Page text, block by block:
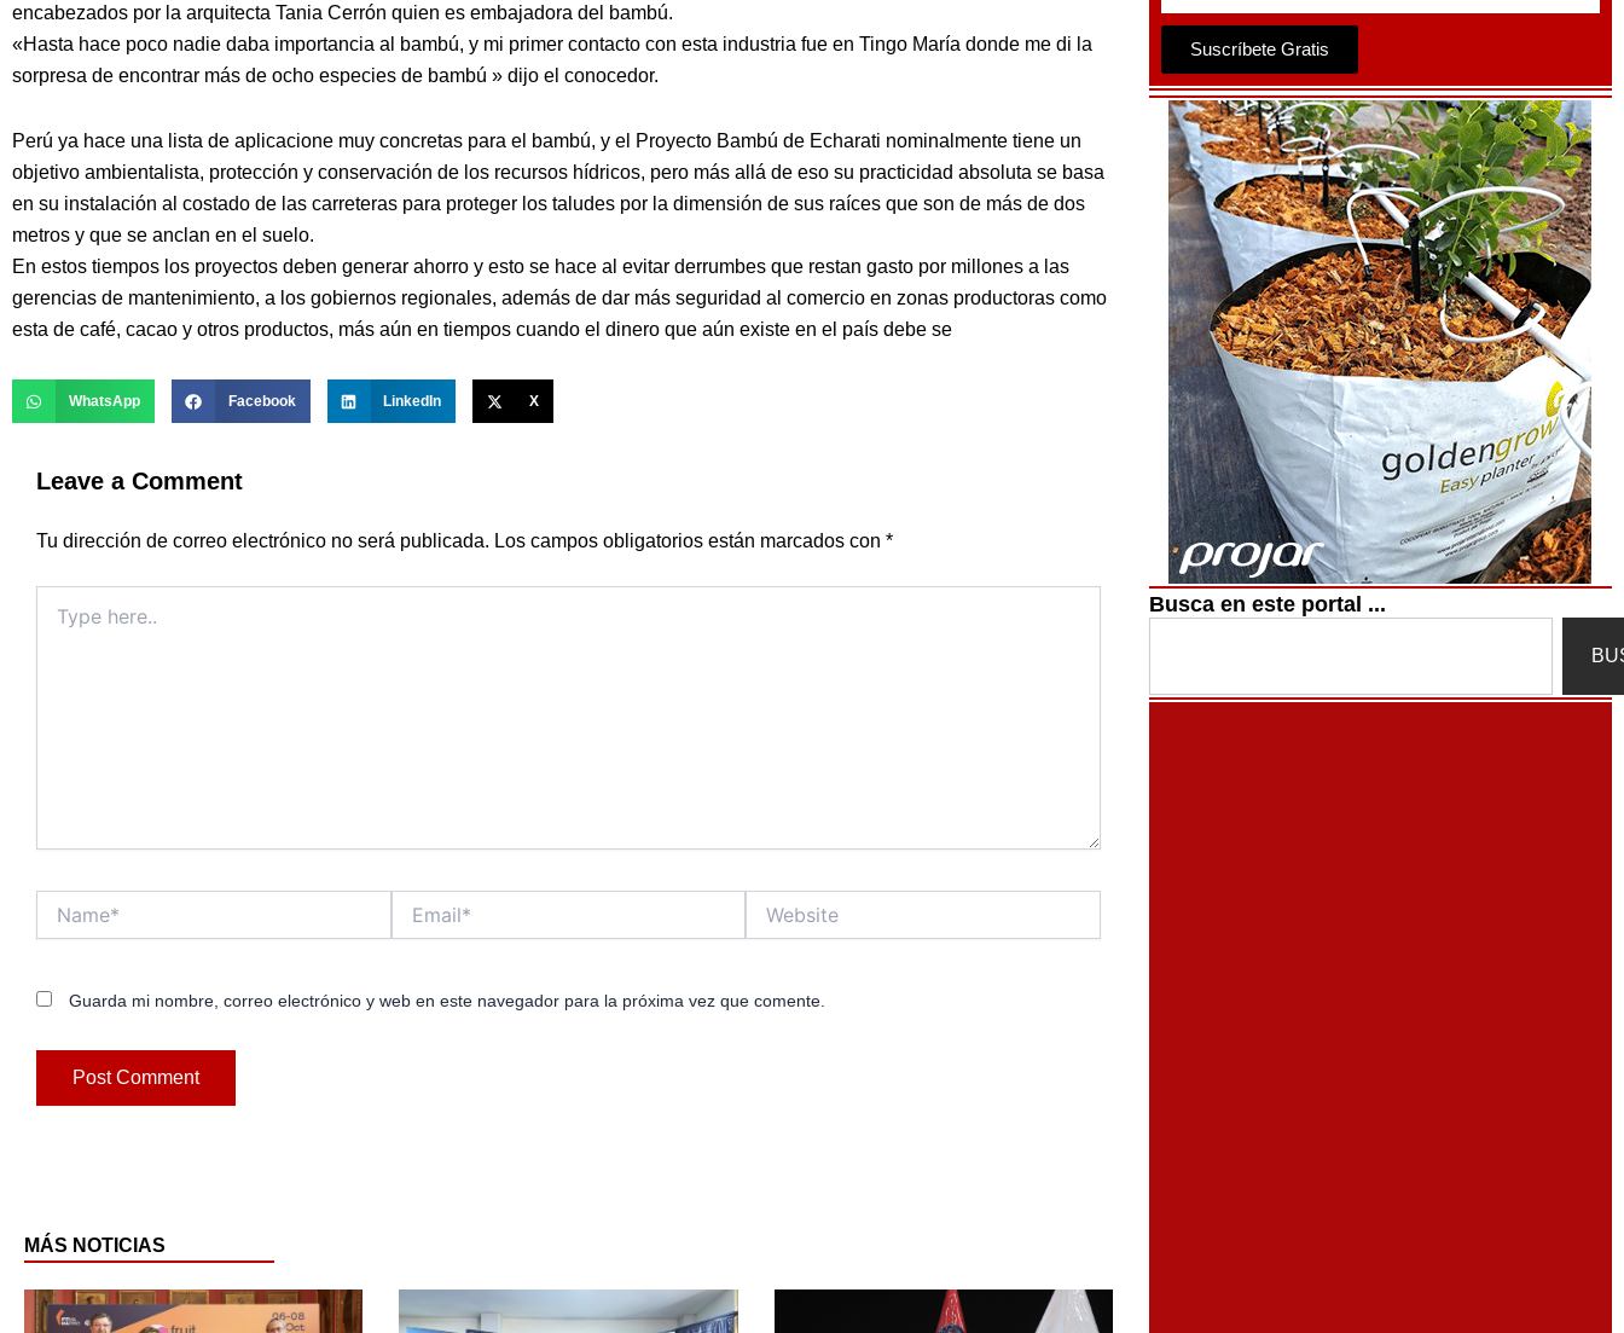
encabezados por la arquitecta Tania Cerrón quien es embajadora del bambú.
«Hasta hace poco nadie daba importancia al bambú, y mi primer contacto con esta industria fue en Tingo María donde me di la
sorpresa de encontrar más de ocho especies de bambú » dijo el conocedor.
Perú ya hace una lista de aplicacione muy concretas para el bambú, y el Proyecto Bambú de Echarati nominalmente tiene un
objetivo ambientalista, protección y conservación de los recursos hídricos, pero más allá de eso su practicidad absoluta se basa
en su instalación al costado de las carreteras para proteger los taludes por la dimensión de sus raíces que son de más de dos
metros y que se anclan en el suelo.
En estos tiempos los proyectos deben generar ahorro y esto se hace al evitar derrumbes que restan gasto por millones a las
gerencias de mantenimiento, a los gobiernos regionales, además de dar más seguridad al comercio en zonas productoras como
esta de café, cacao y otros productos, más aún en tiempos cuando el dinero que aún existe en el país debe se
WhatsApp Facebook LinkedIn X
Leave a Comment
Tu dirección de correo electrónico no será publicada. Los campos obligatorios están marcados con *
here..
Guarda mi nombre, correo electrónico y web en este navegador para la próxima vez que comente.
MÁS NOTICIAS
Page
Suscríbete Gratis
Busca en este portal ...